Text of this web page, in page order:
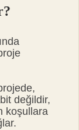
değildir,
koşullara